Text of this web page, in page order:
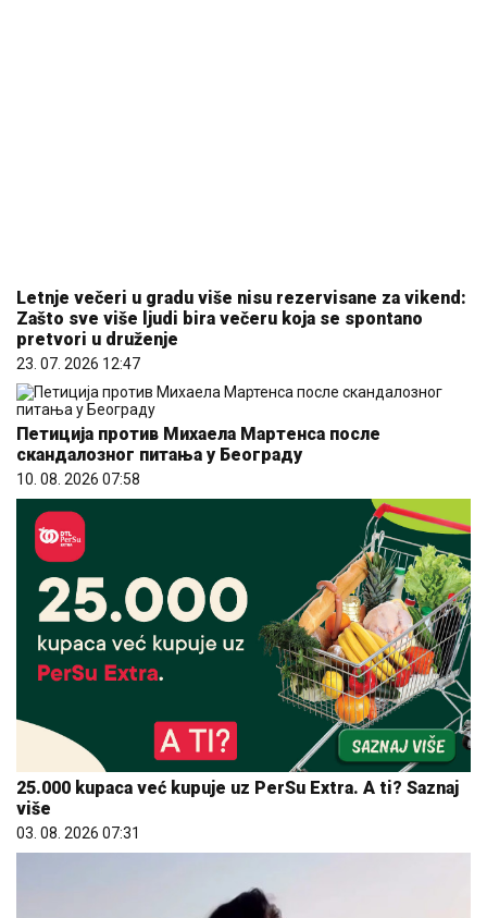
23. 07. 2026 12:47
скандалозног питања у Београду
10. 08. 2026 07:58
25.000 kupaca već kupuje uz PerSu Extra. A ti? Saznaj
03. 08. 2026 07:31